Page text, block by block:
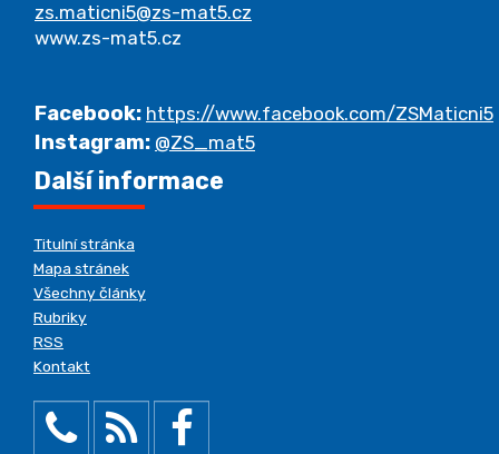
zs.maticni5@zs-mat5.cz
www.zs-mat5.cz
Facebook: https://www.facebook.com/ZSMaticni5
Instagram: @ZS_mat5
Další informace
Titulní stránka
Mapa stránek
Všechny články
Rubriky
RSS
Kontakt